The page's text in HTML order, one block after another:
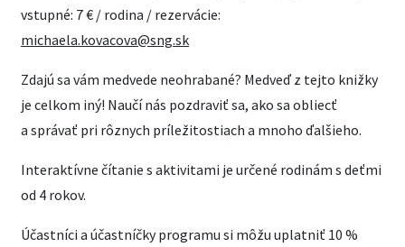
vstupné: 7 € / rodina / rezervácie:
michaela.kovacova@sng.sk
Zdajú sa vám medvede neohrabané? Medveď z tejto knižky
je celkom iný! Naučí nás pozdraviť sa, ako sa obliecť
a správať pri rôznych príležitostiach a mnoho ďalšieho.
Interaktívne čítanie s aktivitami je určené rodinám s deťmi
od 4 rokov.
Účastníci a účastníčky programu si môžu uplatniť 10 %